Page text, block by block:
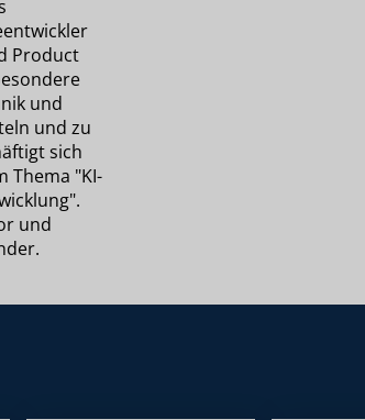
Product
und
und zu
sich
Thema "KI-
und